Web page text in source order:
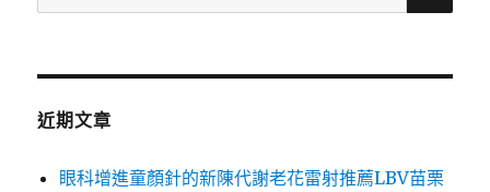
尋
鍵
近期文章
眼科增進童顏針的新陳代謝老花雷射推薦LBV苗栗